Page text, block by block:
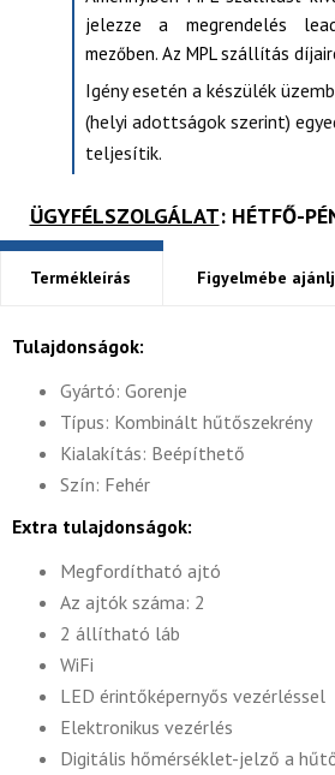
jelezze a megrendelés
mezőben. Az MPL szállítás
Igény esetén a készülék
(helyi adottságok szerint)
teljesítik.
ÜGYFÉLSZOLGÁLAT: HÉTFŐ-
Termékleírás Figyelmébe
Tulajdonságok:
Gyártó: Gorenje
Típus: Kombinált hűtőszekrény
Kialakítás: Beépíthető
Szín: Fehér
Extra tulajdonságok:
Megfordítható ajtó
Az ajtók száma: 2
2 állítható láb
WiFi
LED érintőképernyős vezérléssel
Elektronikus vezérlés
Digitális hőmérséklet-jelző a